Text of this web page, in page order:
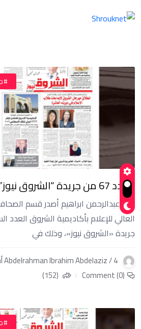
العدد 67 من جريدة “الشروق نيوز”
كتب:عبدالرحمن ابراهيم أصدر قسم
العالي للإعلام بأكاديمية الشروق
جريدة «الشروق نيوز»، وذلك في
Abdelrahman Ibrahim Abdelaziz / 4 أشهر
Comment (0)
(152)